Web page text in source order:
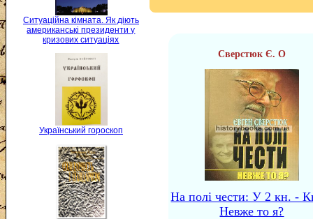
Ситуаційна кімната. Як діють
американські президенти у
кризових ситуаціях
Український гороскоп
Сверстюк Є. О
На полі чести: У 2 кн. -
Невже то я?